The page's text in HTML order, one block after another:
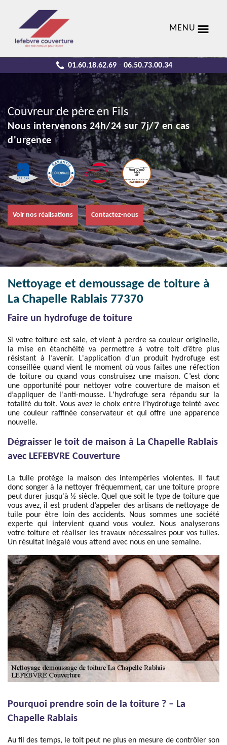
MENU
01.60.18.62.69 - 06.50.73.00.34
Couvreur de père en Fils
Nous intervenons 24h/24 sur 7j/7 en cas
d'urgence
Voir nos réalisations Contactez-nous
Nettoyage et demoussage de toiture à
La Chapelle Rablais 77370
Faire un hydrofuge de toiture
Si votre toiture est sale, et vient à perdre sa couleur originelle,
la mise en étanchéité va permettre à votre toit d’être plus
résistant à l’avenir. L'application d'un produit hydrofuge est
conseillée quand vient le moment où vous faites une réfection
de toiture ou quand vous construisez une maison. C’est donc
une opportunité pour nettoyer votre couverture de maison et
d’appliquer de l'anti-mousse. L'hydrofuge sera répandu sur la
totalité du toit. Vous avez le choix entre l’hydrofuge teinté avec
une couleur raffinée conservateur et qui offre une apparence
nouvelle.
Dégraisser le toit de maison à La Chapelle Rablais
avec LEFEBVRE Couverture
La tuile protège la maison des intempéries violentes. Il faut
donc songer à la nettoyer fréquemment, car une toiture propre
peut durer jusqu'à ½ siècle. Quel que soit le type de toiture que
vous avez, il est prudent d’appeler des artisans de nettoyage de
tuile pour être loin des accidents. Nous sommes une société
experte qui intervient quand vous voulez. Nous analyserons
votre toiture et réaliser les travaux nécessaires pour vos tuiles.
Un résultat inégalé vous attend avec nous en une semaine.
Pourquoi prendre soin de la toiture ? – La
Chapelle Rablais
Au fil des temps, le toit peut ne plus en mesure de contrôler son